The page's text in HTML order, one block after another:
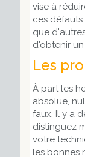
vise à
ces
que
d'obtenir
Les
À part les
absolue,
faux. Il y a
distinguez
votre
les bonnes